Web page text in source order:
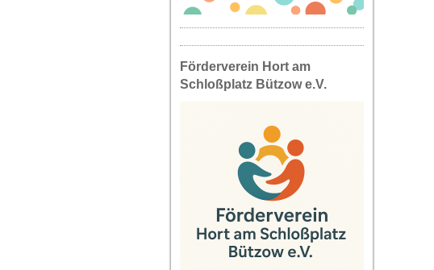
Förderverein Hort am
Schloßplatz Bützow e.V.